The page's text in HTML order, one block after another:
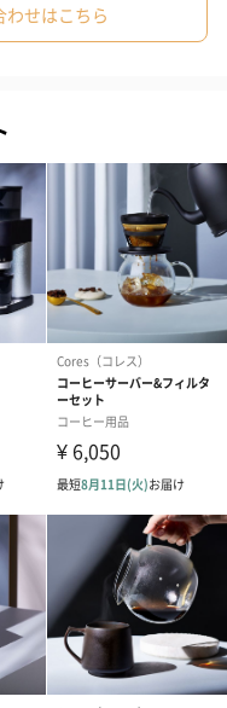
ても繊細な作業でおこな
しい美濃焼
、岐阜県。
る美濃焼でつくられてい
々な種類が存在し、伝
種類あります。
ありながら陶器のよう
も使うことができます。
#母の日
高学年の男の子
#結婚祝い×義父
学生
性 #結婚祝い×祖父
#結婚祝い×父親
祝い×女性
#男子高校生
#取引先男性 #義母
#同僚男性 #上司男性
#女性
半 #20代後半 #30代
せはこちら